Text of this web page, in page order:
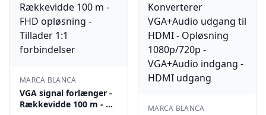
MARCA BLANCA
VGA signal forlænger -
Rækkevidde 100 m - …
MARCA BLANCA